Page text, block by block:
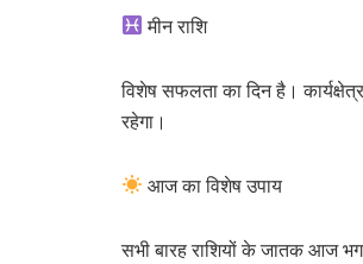
मीन राशि
विशेष सफलता का दिन है।
रहेगा।
आज का विशेष उपाय
सभी बारह राशियों के जातक आज